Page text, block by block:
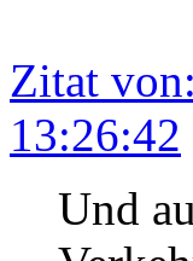
Zitat
13:26:42
Und